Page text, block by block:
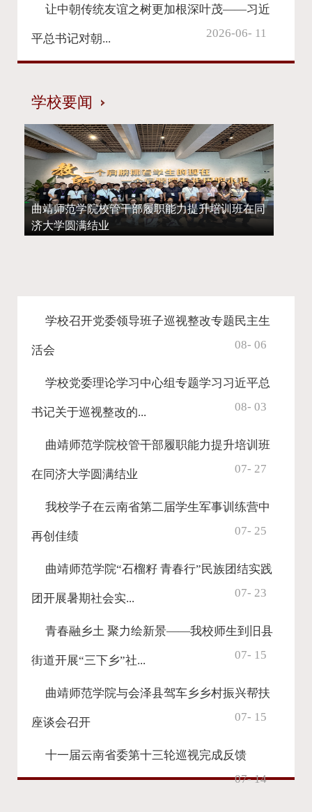
让中朝传统友谊之树更加根深叶茂——习近
平总书记对朝... 2026-06- 11
学校要闻
曲靖师范学院校管干部履职能力提升培训班在同
济大学圆满结业
学校召开党委领导班子巡视整改专题民主生
活会 08- 06
学校党委理论学习中心组专题学习习近平总
书记关于巡视整改的... 08- 03
曲靖师范学院校管干部履职能力提升培训班
在同济大学圆满结业 07- 27
我校学子在云南省第二届学生军事训练营中
再创佳绩 07- 25
曲靖师范学院“石榴籽 青春行”民族团结实践
团开展暑期社会实... 07- 23
青春融乡土 聚力绘新景——我校师生到旧县
街道开展“三下乡”社... 07- 15
曲靖师范学院与会泽县驾车乡乡村振兴帮扶
座谈会召开 07- 15
十一届云南省委第十三轮巡视完成反馈
07- 14